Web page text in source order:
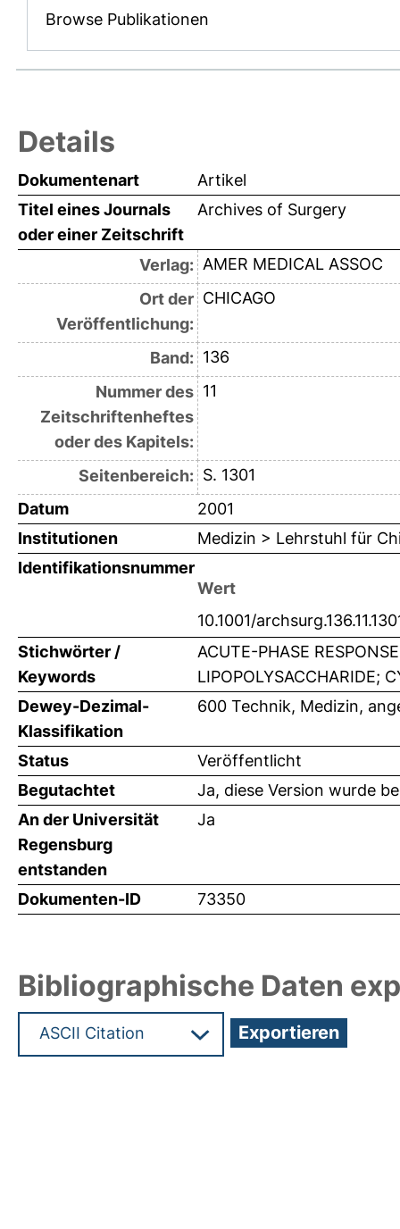
Browse Publikationen
Details
Dokumentenart
Artikel
Titel eines Journals
oder einer Zeitschrift
Archives of Surgery
Verlag: AMER MEDICAL ASSOC
Ort der
Veröffentlichung:
CHICAGO
Band: 136
Nummer des
Zeitschriftenheftes
oder des Kapitels:
11
Seitenbereich: S. 1301
Datum
2001
Institutionen
Medizin > Lehrstuhl für
Identifikationsnummer
Wert
10.1001/
Stichwörter /
Keywords
ACUTE-PHASE
LIPOPOLYSACCHARIDE;
Dewey-Dezimal-
Klassifikation
600 Technik, Medizin,
Status
Veröffentlicht
Begutachtet
Ja, diese Version wurde
An der Universität
Regensburg
entstanden
Ja
Dokumenten-ID 73350
Bibliographische Daten